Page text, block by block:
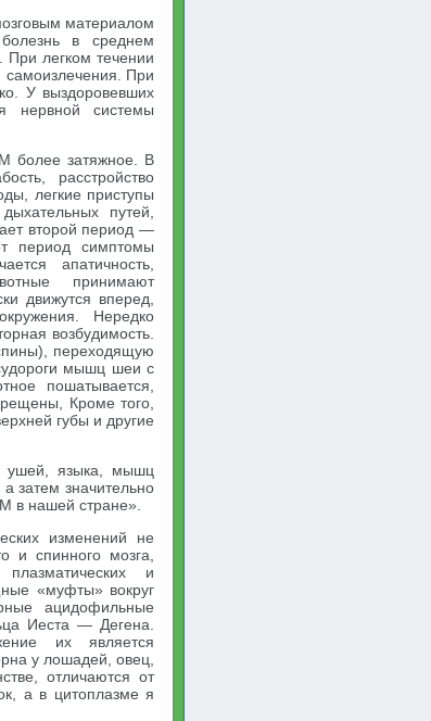
материалом
в среднем
легком течении
самоизлечения. При
У выздоровевших
нервной системы
более затяжное. В
расстройство
легкие приступы
путей,
второй период —
период симптомы
апатичность,
принимают
движутся вперед,
Нередко
возбудимость.
переходящую
мышц шеи с
пошатывается,
Кроме того,
губы и другие
ушей, языка, мышц
затем значительно
в нашей стране».
изменений не
и спинного мозга,
и
«муфты» вокруг
ацидофильные
Иеста — Дегена.
их является
у лошадей, овец,
отличаются от
а в цитоплазме я